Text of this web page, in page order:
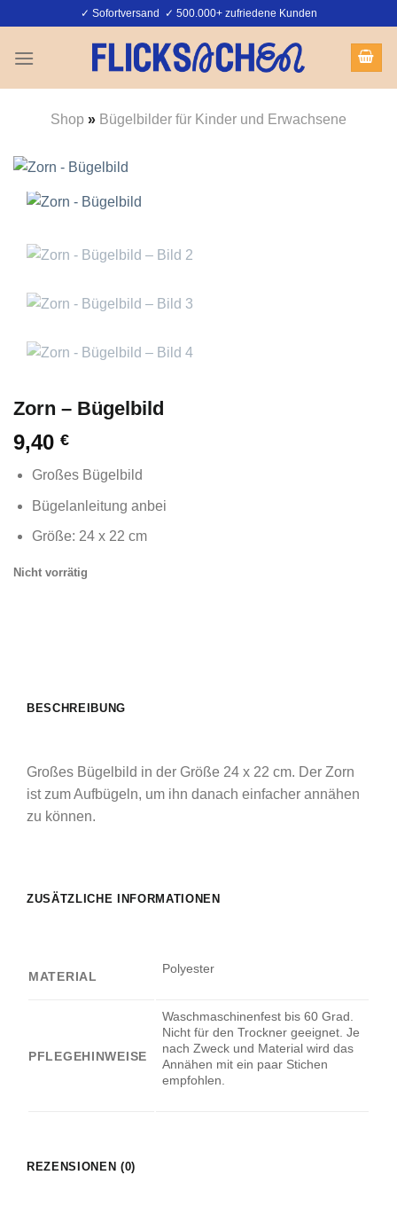
springen
✓ Sofortversand ✓ 500.000+ zufriedene Kunden
Shop » Bügelbilder für Kinder und Erwachsene
Zorn – Bügelbild
9,40 €
Großes Bügelbild
Bügelanleitung anbei
Größe: 24 x 22 cm
Nicht vorrätig
BESCHREIBUNG
Großes Bügelbild in der Größe 24 x 22 cm. Der Zorn
ist zum Aufbügeln, um ihn danach einfacher annähen
zu können.
ZUSÄTZLICHE INFORMATIONEN
MATERIAL
Polyester
PFLEGEHINWEISE
Waschmaschinenfest bis 60 Grad.
Nicht für den Trockner geeignet. Je
nach Zweck und Material wird das
Annähen mit ein paar Stichen
empfohlen.
REZENSIONEN (0)